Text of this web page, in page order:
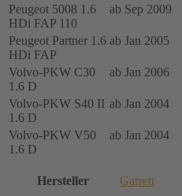
Peugeot 5008 1.6
HDi FAP 110
ab Sep 2009
Peugeot Partner 1.6
HDi FAP
ab Jan 2005
Volvo-PKW C30
1.6 D
ab Jan 2006
Volvo-PKW S40 II
1.6 D
ab Jan 2004
Volvo-PKW V50
1.6 D
ab Jan 2004
Hersteller Garrett